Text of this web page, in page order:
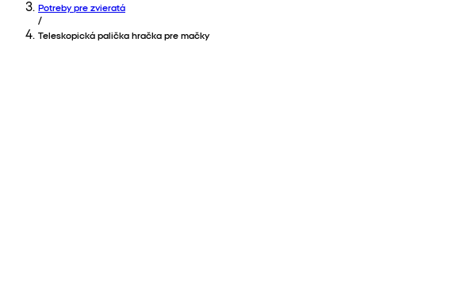
Potreby pre zvieratá
/
Teleskopická palička hračka pre mačky